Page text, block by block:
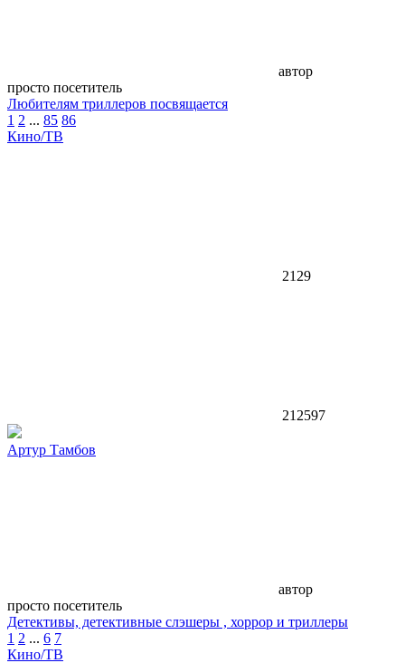
автор
просто посетитель
Любителям триллеров посвящается
1 2 ... 85 86
Кино/ТВ
2129
212597
Артур Тамбов
автор
просто посетитель
Детективы, детективные слэшеры , хоррор и триллеры
1 2 ... 6 7
Кино/ТВ